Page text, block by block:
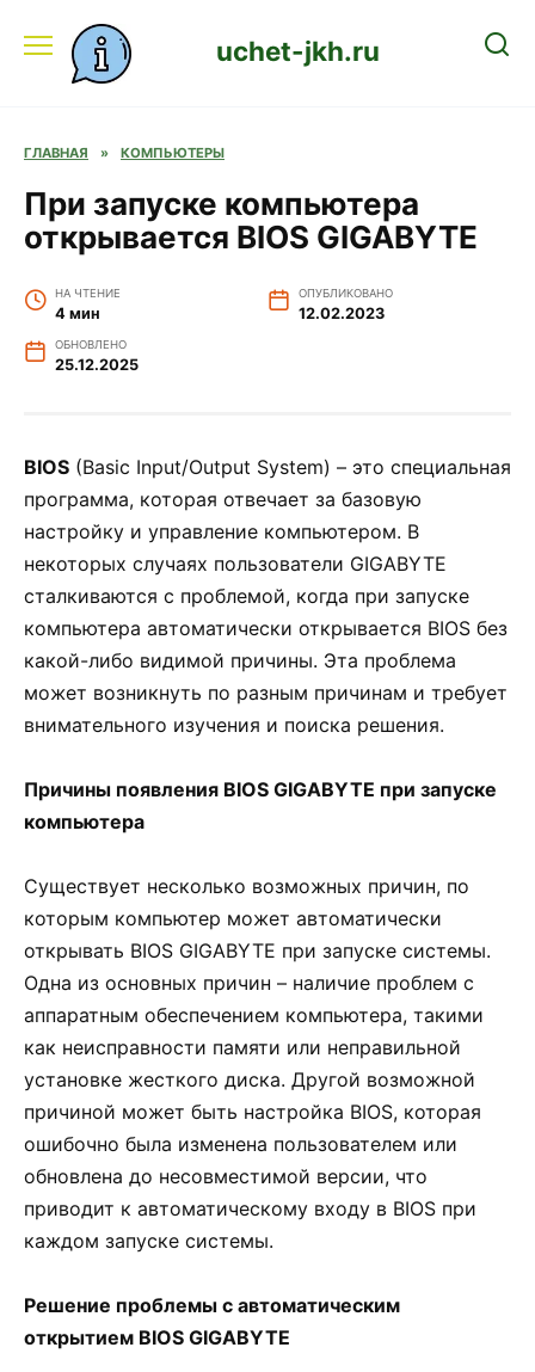
содержанию
uchet-jkh.ru
ГЛАВНАЯ » КОМПЬЮТЕРЫ
При запуске компьютера
открывается BIOS GIGABYTE
НА ЧТЕНИЕ
4 мин
ОПУБЛИКОВАНО
12.02.2023
ОБНОВЛЕНО
25.12.2025
BIOS (Basic Input/Output System) – это специальная
программа, которая отвечает за базовую
настройку и управление компьютером. В
некоторых случаях пользователи GIGABYTE
сталкиваются с проблемой, когда при запуске
компьютера автоматически открывается BIOS без
какой-либо видимой причины. Эта проблема
может возникнуть по разным причинам и требует
внимательного изучения и поиска решения.
Причины появления BIOS GIGABYTE при запуске
компьютера
Существует несколько возможных причин, по
которым компьютер может автоматически
открывать BIOS GIGABYTE при запуске системы.
Одна из основных причин – наличие проблем с
аппаратным обеспечением компьютера, такими
как неисправности памяти или неправильной
установке жесткого диска. Другой возможной
причиной может быть настройка BIOS, которая
ошибочно была изменена пользователем или
обновлена до несовместимой версии, что
приводит к автоматическому входу в BIOS при
каждом запуске системы.
Решение проблемы с автоматическим
открытием BIOS GIGABYTE